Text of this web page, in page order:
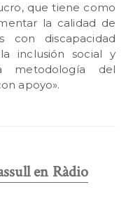
que tiene como
la calidad de
con discapacidad
inclusión social y
metodología del
apoyo».
en Ràdio